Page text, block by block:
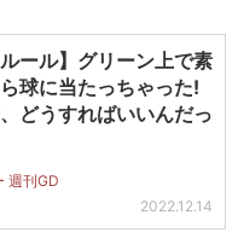
ルール】グリーン上で素
球に当たっちゃった!
どうすればいいんだっ
週刊GD
2022.12.14